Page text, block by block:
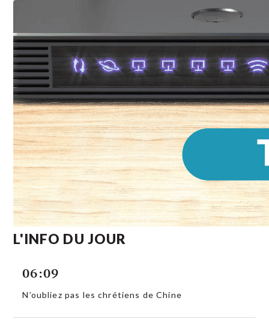
L'INFO DU JOUR
06:09
N’oubliez pas les chrétiens de Chine